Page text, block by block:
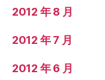
2012 年 8 月
2012 年 7 月
2012 年 6 月